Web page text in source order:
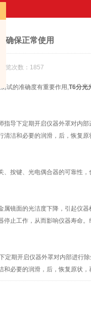
确保正常使用
览次数：1857
试的准确度有重要作用,T6分光
导下定期开启仪器外罩对内部
洁和必要的润滑，后，恢复
按键、光电偶合器的可靠性，
镜面的光洁度下降，引起仪器
止工作，从而影响仪器寿命。
期开启仪器外罩对内部进行
必要的润滑，后，恢复原状，